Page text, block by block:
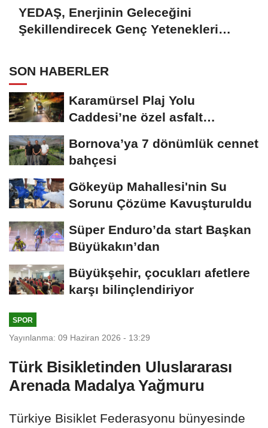
YEDAŞ, Enerjinin Geleceğini
Şekillendirecek Genç Yetenekleri
SON HABERLER
Karamürsel Plaj Yolu
Caddesi’ne özel asfalt
Bornova’ya 7 dönümlük cennet
bahçesi
Gökeyüp Mahallesi'nin Su
Sorunu Çözüme Kavuşturuldu
Süper Enduro’da start Başkan
Büyükakın’dan
Büyükşehir, çocukları afetlere
karşı bilinçlendiriyor
SPOR
Yayınlanma: 09 Haziran 2026 - 13:29
Türk Bisikletinden Uluslararası
Arenada Madalya Yağmuru
Türkiye Bisiklet Federasyonu bünyesinde